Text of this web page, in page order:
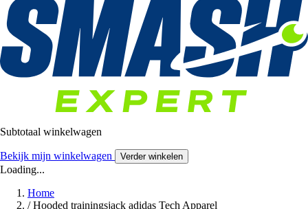
Subtotaal winkelwagen
Bekijk mijn winkelwagen Verder winkelen
Loading...
Home
/ Hooded trainingsjack adidas Tech Apparel